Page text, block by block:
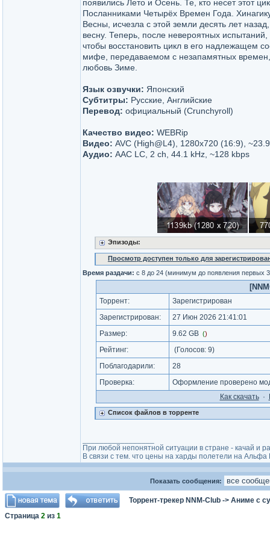
появились Лето и Осень. Те, кто несет этот
Посланниками Четырёх Времен Года.
Весны, исчезла с этой земли десять лет
весну. Теперь, после невероятных
чтобы восстановить цикл в его надлежащем
мифе, передаваемом с незапамятных
любовь Зиме.
Язык озвучки: Японский
Субтитры: Русские, Английские
Перевод: официальный (Crunchyroll)
Качество видео: WEBRip
Видео: AVC (High@L4), 1280x720 (16:9),
Аудио: AAC LC, 2 ch, 44.1 kHz, ~128 kbps
Эпизоды:
Просмотр доступен только для
Время раздачи: c 8 до 24 (минимум до появления первых
Торрент:
Зарегистрирован
Зарегистрирован:
27 Июн 2026 21:41:01
Размер:
9.62 GB ()
Рейтинг: (Голосов: 9)
Поблагодарили:
28
Проверка:
Оформление проверено
Как cкачать·
Список файлов в торренте
При любой непонятной ситуации в стране - качай и
В связи с тем. что цены на харды полетели на
Показать сообщения:
Торрент-трекер NNM-Club -> Аниме с
Страница 2 из 1